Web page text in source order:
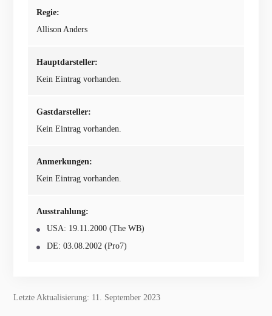
Regie:
Allison Anders
Hauptdarsteller:
Kein Eintrag vorhanden.
Gastdarsteller:
Kein Eintrag vorhanden.
Anmerkungen:
Kein Eintrag vorhanden.
Ausstrahlung:
USA: 19.11.2000 (The WB)
DE: 03.08.2002 (Pro7)
Letzte Aktualisierung: 11. September 2023